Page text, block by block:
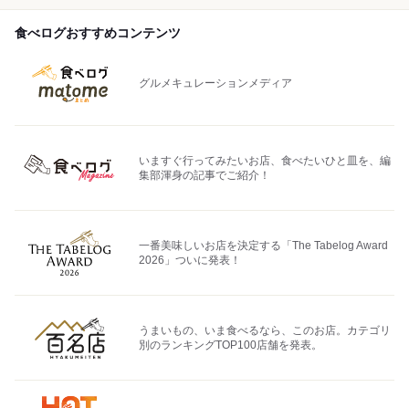
食べログおすすめコンテンツ
グルメキュレーションメディア
いますぐ行ってみたいお店、食べたいひと皿を、編
集部渾身の記事でご紹介！
一番美味しいお店を決定する「The Tabelog Award
2026」ついに発表！
うまいもの、いま食べるなら、このお店。カテゴリ
別のランキングTOP100店舗を発表。